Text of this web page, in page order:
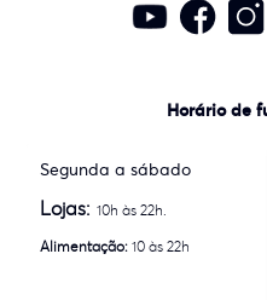
Horário de
Segunda a sábado
Lojas:10h às 22h.
Alimentação: 10 às 22h